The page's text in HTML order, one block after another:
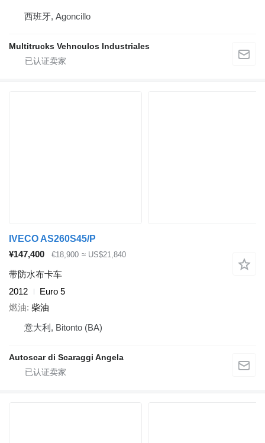
西班牙, Agoncillo
Multitrucks Vehnculos Industriales
IVECO AS260S45/P
¥147,400
€18,900 ≈ US$21,840
带防水布卡车
2012
Euro 5
燃油 柴油
意大利, Bitonto (BA)
Autoscar di Scaraggi Angela